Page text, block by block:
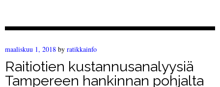
maaliskuu 1, 2018 by ratikkainfo
Raitiotien kustannusanalyysiä
Tampereen hankinnan pohjalta